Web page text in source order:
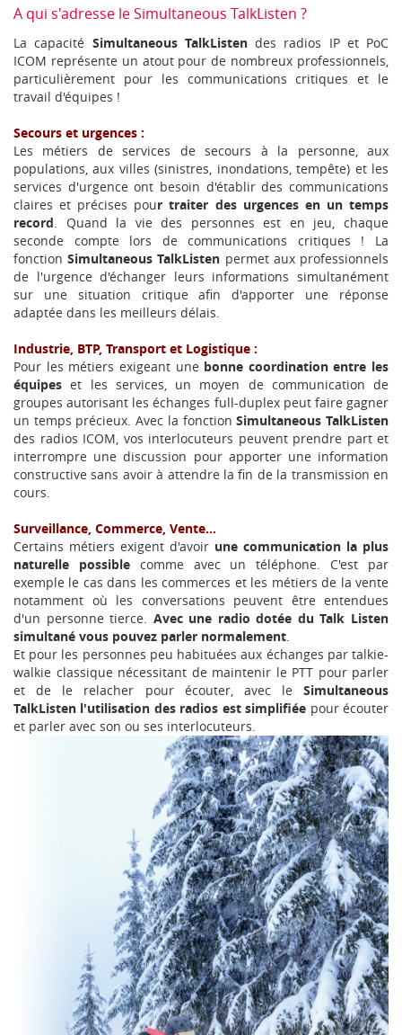
A qui s'adresse le Simultaneous TalkListen ?
La capacité Simultaneous TalkListendes radios IP et PoC
ICOM représente un atout pour de nombreux professionnels,
particulièrement pour les communications critiques et le
travail d'équipes !
Secours et urgences :
Les métiers de services de secours à la personne, aux
populations, aux villes (sinistres, inondations, tempête) et les
services d'urgence ont besoin d'établir des communications
claires et précises pour traiter des urgences en un temps
record. Quand la vie des personnes est en jeu, chaque
seconde compte lors de communications critiques ! La
fonctionSimultaneous TalkListen permet aux professionnels
de l'urgence d'échanger leurs informations simultanément
sur une situation critique afin d'apporter une réponse
adaptée dans les meilleurs délais.
Industrie, BTP, Transport et Logistique :
Pour les métiers exigeant unebonne coordination entre les
équipes et les services, un moyen de communication de
groupes autorisant les échanges full-duplex peut faire gagner
un temps précieux. Avec la fonctionSimultaneous TalkListen
des radios ICOM, vos interlocuteurs peuvent prendre part et
interrompre une discussion pour apporter une information
constructive sans avoir à attendre la fin de la transmission en
cours.
Surveillance, Commerce, Vente...
Certains métiers exigent d'avoir une communication la plus
naturelle possible comme avec un téléphone. C'est par
exemple le cas dans les commerces et les métiers de la vente
notamment où les conversations peuvent être entendues
d'un personne tierce. Avec une radio dotée du Talk Listen
simultané vous pouvez parler normalement.
Et pour les personnes peu habituées aux échanges par talkie-
walkie classique nécessitant de maintenir le PTT pour parler
et de le relacher pour écouter, avec leSimultaneous
TalkListen l'utilisation des radios est simplifiée pour écouter
et parler avec son ou ses interlocuteurs.